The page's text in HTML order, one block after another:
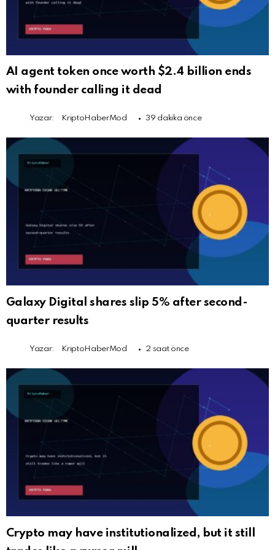
AI agent token once worth $2.4 billion ends
with founder calling it dead
Yazar: KriptoHaberMod 39 dakika önce
Galaxy Digital shares slip 5% after second-
quarter results
Yazar: KriptoHaberMod 2 saat önce
Crypto may have institutionalized, but it still